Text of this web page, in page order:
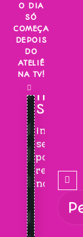
Skip
content
O DIA
SÓ
COMEÇA
DEPOIS
DO
ATELIÊ
NA TV!
SE!
Inscreva-
se
para
receber